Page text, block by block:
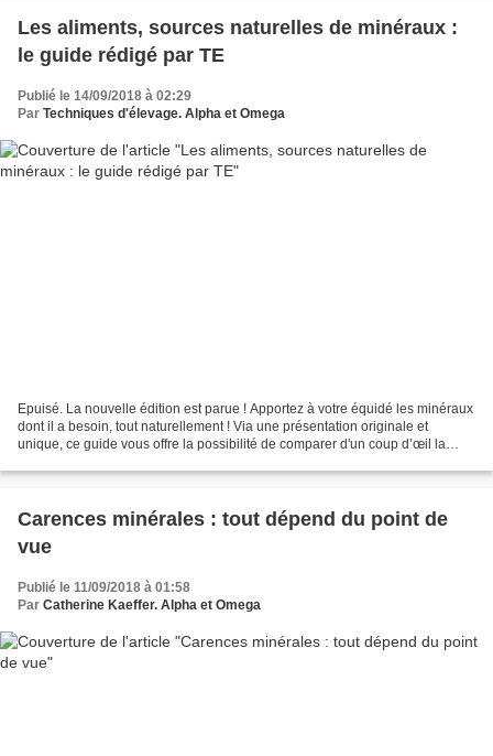
Les aliments, sources naturelles de minéraux :
le guide rédigé par TE
Publié le 14/09/2018 à 02:29
Par Techniques d'élevage. Alpha et Omega
Epuisé. La nouvelle édition est parue ! Apportez à votre équidé les minéraux
dont il a besoin, tout naturellement ! Via une présentation originale et
unique, ce guide vous offre la possibilité de comparer d'un coup d’œil la
Carences minérales : tout dépend du point de
vue
Publié le 11/09/2018 à 01:58
Par Catherine Kaeffer. Alpha et Omega